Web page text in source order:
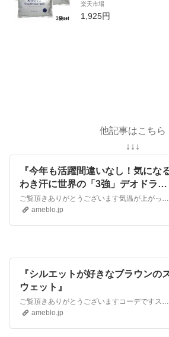
パック(120枚）フェイ
ク・パック 化粧水【
楽天市場
1,925円
他記事はこちら
↓↓↓
『今年も活躍間違いなし！気にな
わき汗に世界の「3強」デオドラン
トお試しキャンペーン』
ameblo.jp
『シルエットが好きなブラウンの
ウェット』
ameblo.jp